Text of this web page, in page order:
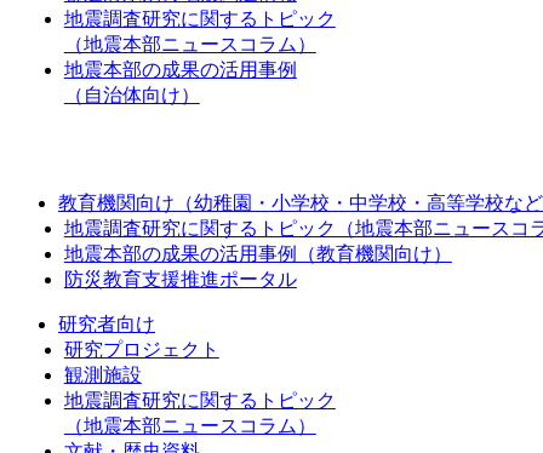
地震調査研究に関するトピック
（地震本部ニュースコラム）
地震本部の成果の活用事例
（自治体向け）
教育機関向け（幼稚園・小学校・中学校・高等学校な
地震調査研究に関するトピック（地震本部ニュースコ
地震本部の成果の活用事例（教育機関向け）
防災教育支援推進ポータル
研究者向け
研究プロジェクト
観測施設
地震調査研究に関するトピック
（地震本部ニュースコラム）